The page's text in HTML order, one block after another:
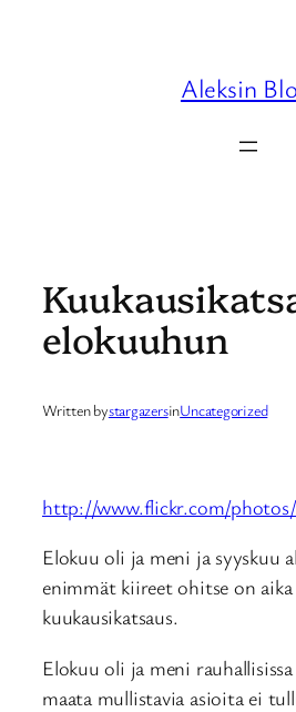
Aleksin
elokuuhun
Written bystargazersinUncategorized
http://www.flickr.com/
Elokuu oli ja meni ja syyskuu
enimmät kiireet ohitse on
kuukausikatsaus.
Elokuu oli ja meni
maata mullistavia asioita ei